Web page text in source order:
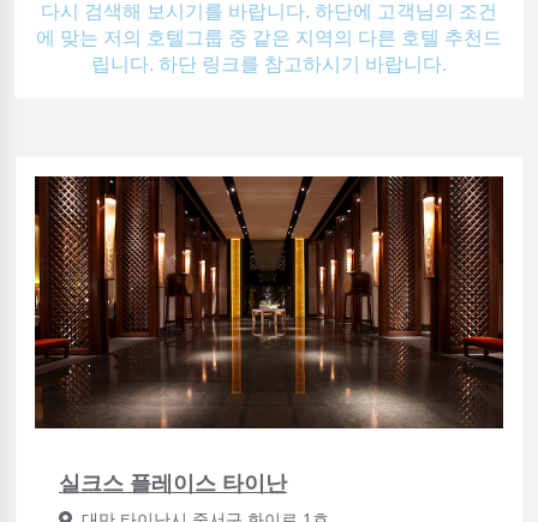
다시 검색해 보시기를 바랍니다. 하단에 고객님의 조건
에 맞는 저의 호텔그룹 중 같은 지역의 다른 호텔 추천드
립니다. 하단 링크를 참고하시기 바랍니다.
실크스 플레이스 타이난